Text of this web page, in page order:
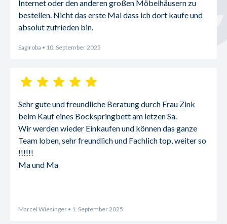
Internet oder den anderen großen Möbelhäusern zu
bestellen. Nicht das erste Mal dass ich dort kaufe und
absolut zufrieden bin.
Sagiroba • 10. September 2025
Sehr gute und freundliche Beratung durch Frau Zink
beim Kauf eines Bockspringbett am letzen Sa.
Wir werden wieder Einkaufen und können das ganze
Team loben, sehr freundlich und Fachlich top, weiter so
!!!!!!
Ma und Ma
Marcel Wiesinger • 1. September 2025